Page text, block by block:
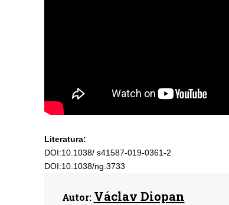
Literatura:
DOI:10.1038/ s41587-019-0361-2
DOI:10.1038/ng.3733
Autor: Václav Diopan